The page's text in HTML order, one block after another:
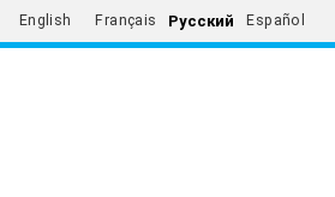
English Français Русский Español